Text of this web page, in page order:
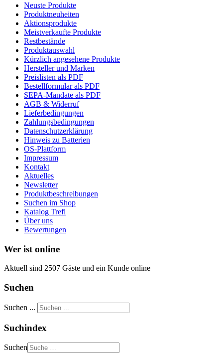
Neuste Produkte
Produktneuheiten
Aktionsprodukte
Meistverkaufte Produkte
Restbestände
Produktauswahl
Kürzlich angesehene Produkte
Hersteller und Marken
Preislisten als PDF
Bestellformular als PDF
SEPA-Mandate als PDF
AGB & Widerruf
Lieferbedingungen
Zahlungsbedingungen
Datenschutzerklärung
Hinweis zu Batterien
OS-Plattform
Impressum
Kontakt
Aktuelles
Newsletter
Produktbeschreibungen
Suchen im Shop
Katalog Trefl
Über uns
Bewertungen
Wer ist online
Aktuell sind 2507 Gäste und ein Kunde online
Suchen
Suchen ...
Suchindex
Suchen